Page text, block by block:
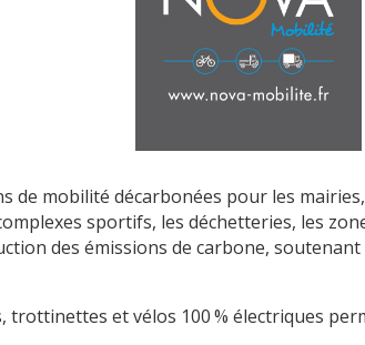
de mobilité décarbonées pour les
sportifs, les déchetteries, les
des émissions de carbone,
trottinettes et vélos 100 % électriques